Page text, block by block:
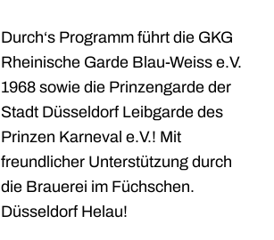
Durch‘s Programm führt die GKG
Rheinische Garde Blau-Weiss e.V.
1968 sowie die Prinzengarde der
Stadt Düsseldorf Leibgarde des
Prinzen Karneval e.V.! Mit
freundlicher Unterstützung durch
die Brauerei im Füchschen.
Düsseldorf Helau!